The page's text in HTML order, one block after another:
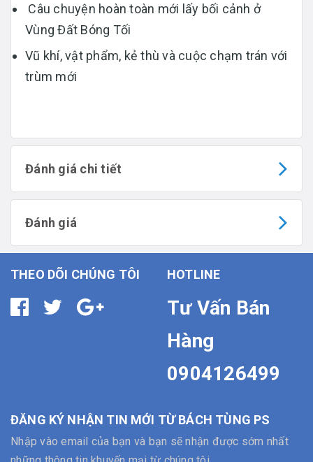
Câu chuyện hoàn toàn mới lấy bối cảnh ở
Vùng Đất Bóng Tối
Vũ khí, vật phẩm, kẻ thù và cuộc chạm trán với
trùm mới
Đánh giá chi tiết
Đánh giá
THEO DÕI CHÚNG TÔI HOTLINE
Tư Vấn Bán
Hàng
0904126499
ĐĂNG KÝ NHẬN TIN MỚI TỪ BÁCH TÙNG PS
Nhập vào email của bạn và bạn sẽ nhận được sớm nhất